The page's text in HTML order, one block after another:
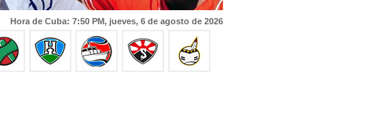
Hora de Cuba: 7:50 PM, jueves, 6 de agosto de 2026